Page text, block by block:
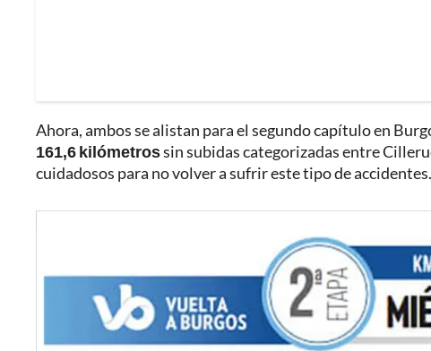
Ahora, ambos se alistan para el segundo capítulo en
161,6 kilómetrossin subidas categorizadas entre
cuidadosos para no volver a sufrir este tipo de accidentes.